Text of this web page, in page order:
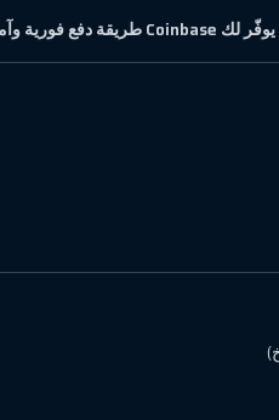
يوفّر لك Coinbase طريقة دفع فورية وآمنة